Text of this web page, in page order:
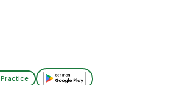
Practice